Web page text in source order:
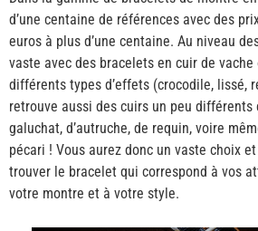
d’une centaine de références avec des
euros à plus d’une centaine. Au niveau
vaste avec des bracelets en cuir de vache
différents types d’effets (crocodile, lissé,
retrouve aussi des cuirs un peu différents
galuchat, d’autruche, de requin, voire
pécari ! Vous aurez donc un vaste choix
trouver le bracelet qui correspond à vos
votre montre et à votre style.